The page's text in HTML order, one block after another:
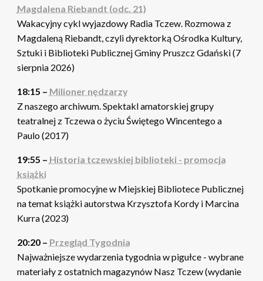
Magdalena Riebandt (odc. 21)
Wakacyjny cykl wyjazdowy Radia Tczew. Rozmowa z
Magdaleną Riebandt, czyli dyrektorką Ośrodka Kultury,
Sztuki i Biblioteki Publicznej Gminy Pruszcz Gdański (7
sierpnia 2026)
18:15 – Milioner nędzarzy
Z naszego archiwum. Spektakl amatorskiej grupy
teatralnej z Tczewa o życiu Świętego Wincentego a
Paulo (2017)
19:55 – Historia tczewskiej biblioteki - promocja
książki
Spotkanie promocyjne w Miejskiej Bibliotece Publicznej
na temat książki autorstwa Krzysztofa Kordy i Marcina
Kurra (2023)
20:20 – Przegląd Tygodnia
Najważniejsze wydarzenia tygodnia w pigułce - wybrane
materiały z ostatnich magazynów Nasz Tczew (wydanie